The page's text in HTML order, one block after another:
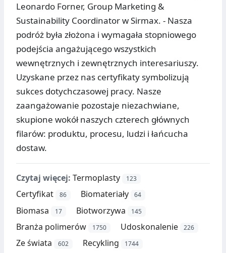
Leonardo Forner, Group Marketing &
Sustainability Coordinator w Sirmax. - Nasza
podróż była złożona i wymagała stopniowego
podejścia angażującego wszystkich
wewnętrznych i zewnętrznych interesariuszy.
Uzyskane przez nas certyfikaty symbolizują
sukces dotychczasowej pracy. Nasze
zaangażowanie pozostaje niezachwiane,
skupione wokół naszych czterech głównych
filarów: produktu, procesu, ludzi i łańcucha
dostaw.
Czytaj więcej: Termoplasty 123
Certyfikat 86 Biomateriały 64
Biomasa 17 Biotworzywa 145
Branża polimerów 1750 Udoskonalenie 226
Ze świata 602 Recykling 1744